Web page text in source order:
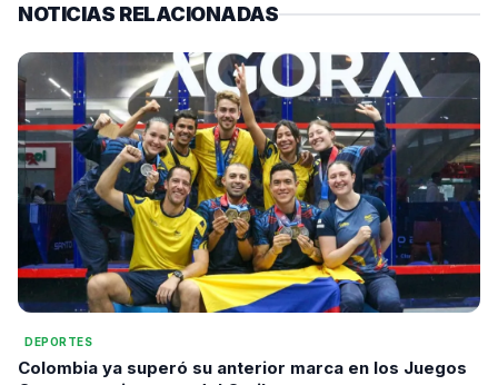
NOTICIAS RELACIONADAS
DEPORTES
Colombia ya superó su anterior marca en los Juegos